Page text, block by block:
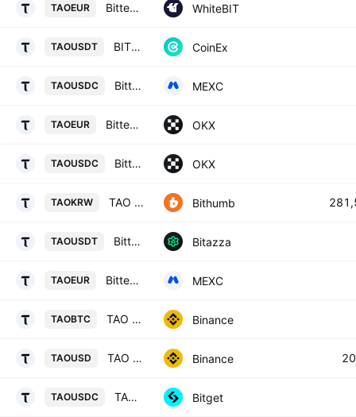
TAOEUR Bittensor / Euro WhiteBIT
TAOUSDT BITTENSOR / TETHER CoinEx
TAOUSDC Bittensor / USDC MEXC
TAOEUR Bittensor/EUR OKX
TAOUSDC Bittensor/USDC OKX
TAOKRW TAO / South Korean Won Bithumb
TAOUSDT Bittensor / USD Tether Bitazza
TAOEUR Bittensor / EUR MEXC
TAOBTC TAO / Bitcoin Binance
TAOUSD TAO / US Dollar Binance
TAOUSDC TAOUSDC SPOT Bitget